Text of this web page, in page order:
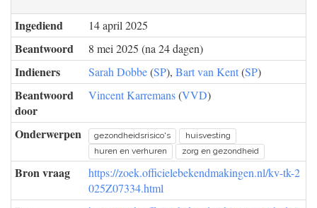
Ingediend 14 april 2025
Beantwoord 8 mei 2025 (na 24 dagen)
Indieners Sarah Dobbe(SP), Bart van Kent(SP)
Beantwoord
door
Vincent Karremans(VVD)
Onderwerpen gezondheidsrisico's
huisvesting
huren en verhuren
zorg en gezondheid
Bron vraag
https://zoek.officielebekendmakingen.nl/kv-tk-2
025Z07334.html